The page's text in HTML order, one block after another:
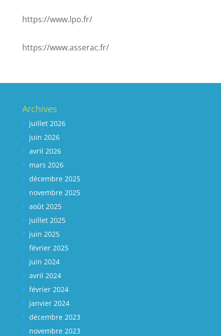
https://www.lpo.fr/
https://www.asserac.fr/
Archives
juillet 2026
juin 2026
avril 2026
mars 2026
décembre 2025
novembre 2025
août 2025
juillet 2025
juin 2025
février 2025
juin 2024
avril 2024
février 2024
janvier 2024
décembre 2023
novembre 2023